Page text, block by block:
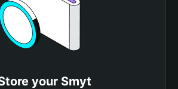
your Smyt